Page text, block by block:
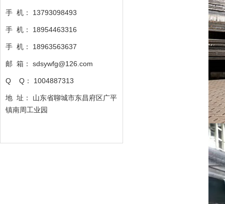
手 机： 13793098493
手 机： 18954463316
手 机： 18963563637
邮 箱： sdsywfg@126.com
Q Q： 1004887313
地 址： 山东省聊城市东昌府区广平
镇南周工业园